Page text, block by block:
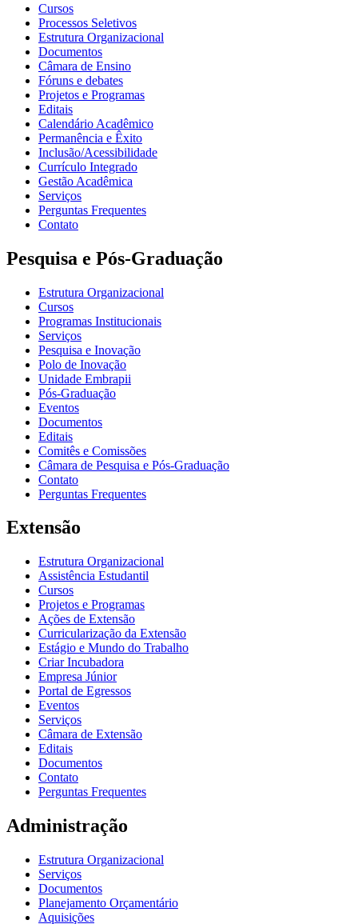
Cursos
Processos Seletivos
Estrutura Organizacional
Documentos
Câmara de Ensino
Fóruns e debates
Projetos e Programas
Editais
Calendário Acadêmico
Permanência e Êxito
Inclusão/Acessibilidade
Currículo Integrado
Gestão Acadêmica
Serviços
Perguntas Frequentes
Contato
Pesquisa e Pós-Graduação
Estrutura Organizacional
Cursos
Programas Institucionais
Serviços
Pesquisa e Inovação
Polo de Inovação
Unidade Embrapii
Pós-Graduação
Eventos
Documentos
Editais
Comitês e Comissões
Câmara de Pesquisa e Pós-Graduação
Contato
Perguntas Frequentes
Extensão
Estrutura Organizacional
Assistência Estudantil
Cursos
Projetos e Programas
Ações de Extensão
Curricularização da Extensão
Estágio e Mundo do Trabalho
Criar Incubadora
Empresa Júnior
Portal de Egressos
Eventos
Serviços
Câmara de Extensão
Editais
Documentos
Contato
Perguntas Frequentes
Administração
Estrutura Organizacional
Serviços
Documentos
Planejamento Orçamentário
Aquisições